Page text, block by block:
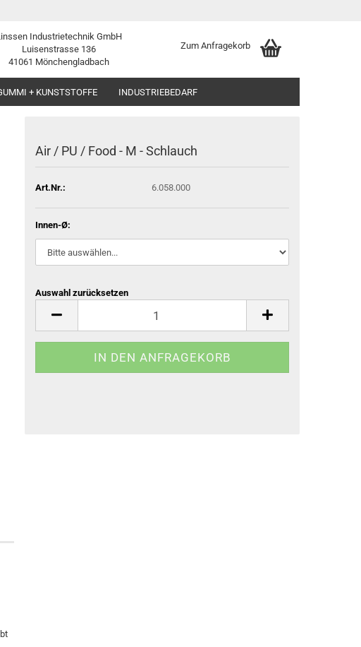
Industrietechnik GmbH
Luisenstrasse 136
41061 Mönchengladbach
Zum Anfragekorb
+ KUNSTSTOFFE INDUSTRIEBEDARF
Air / PU / Food - M - Schlauch
Art.Nr.: 6.058.000
Innen-Ø:
Auswahl zurücksetzen